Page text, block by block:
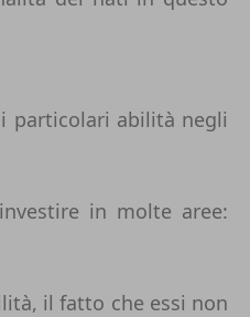
particolari abilità negli
in molte aree:
il fatto che essi non